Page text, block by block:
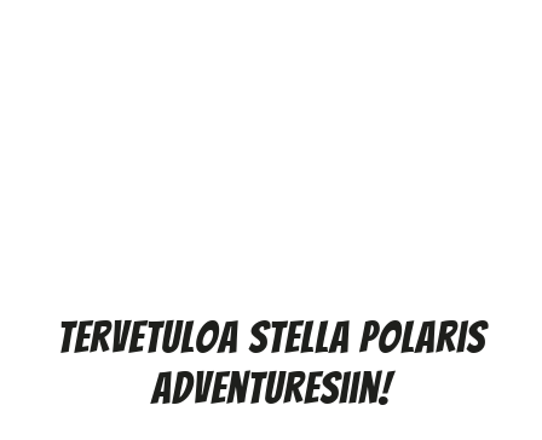
Tervetuloa Stella Polaris
Adventuresiin!